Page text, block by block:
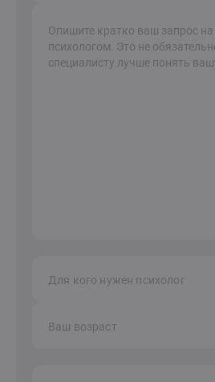
Для кого нужен психолог
Ваш возраст